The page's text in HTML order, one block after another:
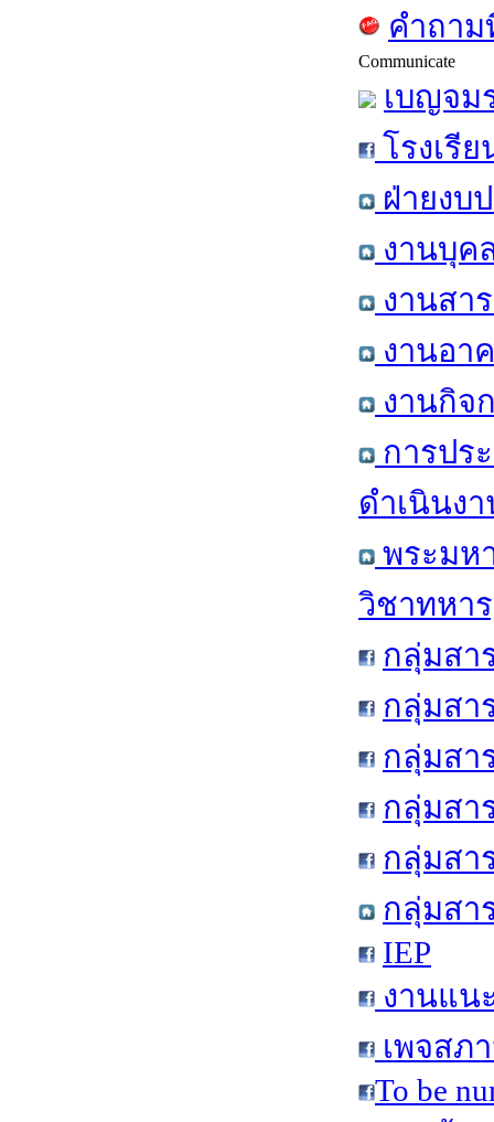
คำถา
Communicate
เบญจม
โรงเรี
ฝ่ายงบ
งานบุค
งานสา
งานอา
งานกิจ
การปร
ดำเนินง
พระมห
วิชาทหา
กลุ่มสา
กลุ่มสา
กลุ่มสา
กลุ่มสา
กลุ่มสา
กลุ่มสา
IEP
งานแน
เพจสภ
To be